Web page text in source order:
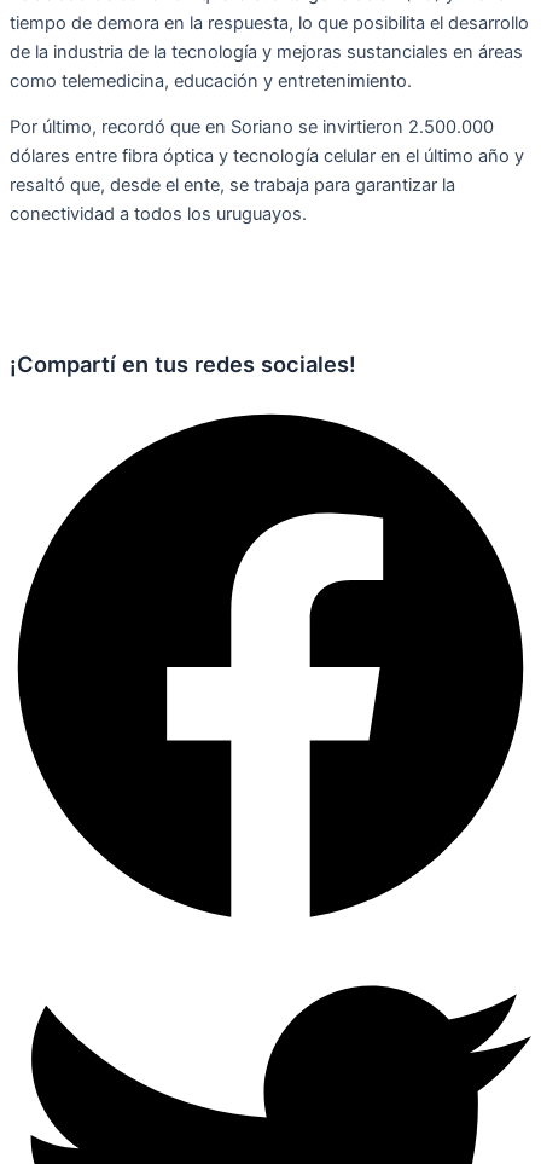
tiempo de demora en la respuesta, lo que posibilita el desarrollo
de la industria de la tecnología y mejoras sustanciales en áreas
como telemedicina, educación y entretenimiento.
Por último, recordó que en Soriano se invirtieron 2.500.000
dólares entre fibra óptica y tecnología celular en el último año y
resaltó que, desde el ente, se trabaja para garantizar la
conectividad a todos los uruguayos.
¡Compartí en tus redes sociales!